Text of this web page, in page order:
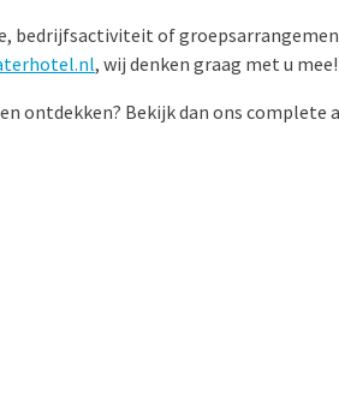
bedrijfsactiviteit of
, wij denken graag met u mee!
ontdekken? Bekijk dan ons complete